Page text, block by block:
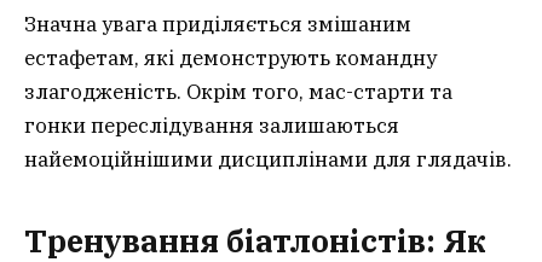
Значна увага приділяється змішаним
естафетам, які демонструють командну
злагодженість. Окрім того, мас-старти та
гонки переслідування залишаються
найемоційнішими дисциплінами для глядачів.
Тренування біатлоністів: Як